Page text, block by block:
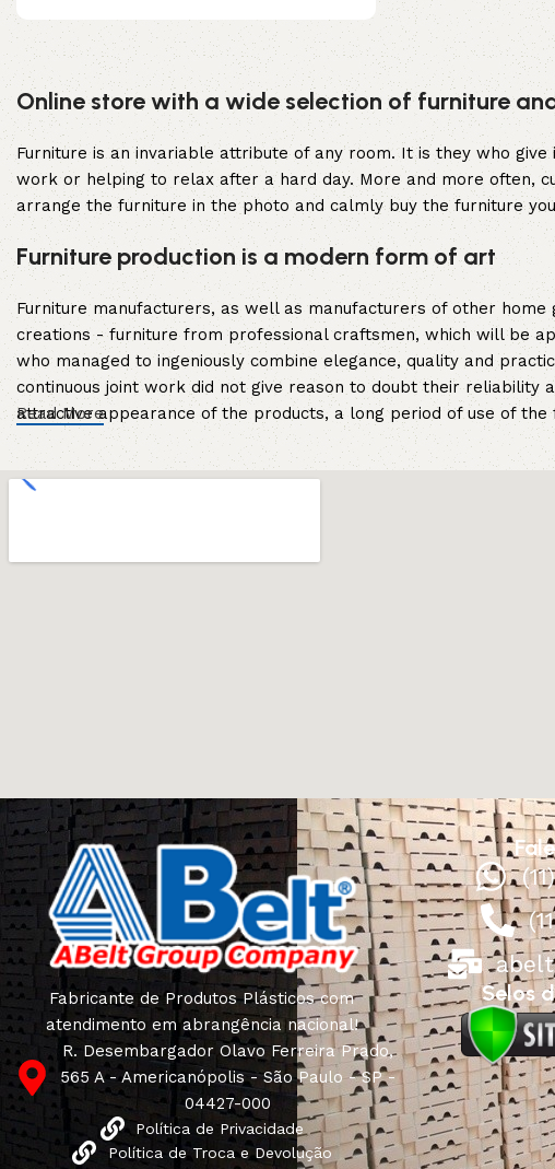
Upholstered chair
Discount 10%
Shop Now
Online store with a wide selection of furniture
Furniture is an invariable attribute of any room. It is they who
work or helping to relax after a hard day. More and more often,
arrange the furniture in the photo and calmly buy the furniture
Furniture production is a modern form of art
Furniture manufacturers, as well as manufacturers of other
creations - furniture from professional craftsmen, which will be
who managed to ingeniously combine elegance, quality and
continuous joint work did not give reason to doubt their reliability
attractive appearance of the products, a long period of use of
Read More
Fabricante de Produtos Plásticos com
atendimento em abrangência nacional!
R. Desembargador Olavo Ferreira Prado,
565 A - Americanópolis - São Paulo - SP -
04427-000
Política de Privacidade
Política de Troca e Devolução
Selos